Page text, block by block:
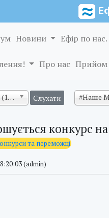
Новини Ефір по
Про нас Прийом
106,1 FM Житомир (128 кб/с) #Наше
конкурс
та переможці
(admin)